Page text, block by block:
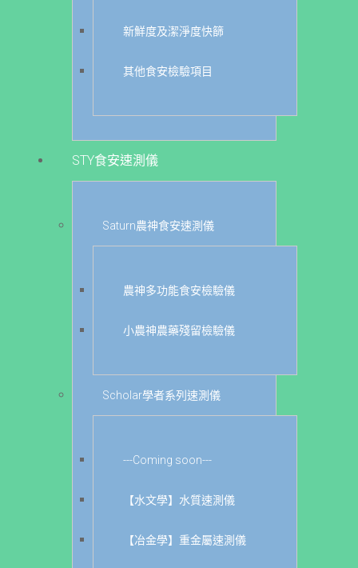
新鮮度及潔淨度快篩
其他食安檢驗項目
STY食安速測儀
Saturn農神食安速測儀
農神多功能食安檢驗儀
小農神農藥殘留檢驗儀
Scholar學者系列速測儀
---Coming soon---
【水文學】水質速測儀
【冶金學】重金屬速測儀